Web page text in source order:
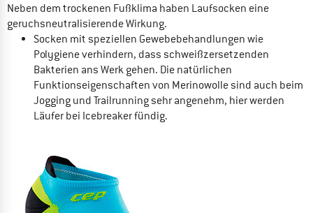
Neben dem trockenen Fußklima haben Laufsocken eine
geruchsneutralisierende Wirkung.
Socken mit speziellen Gewebebehandlungen wie
Polygiene verhindern, dass schweißzersetzenden
Bakterien ans Werk gehen. Die natürlichen
Funktionseigenschaften von Merinowolle sind auch beim
Jogging und Trailrunning sehr angenehm, hier werden
Läufer bei Icebreaker fündig.